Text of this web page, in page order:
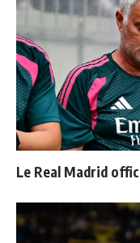
Le Real Madrid